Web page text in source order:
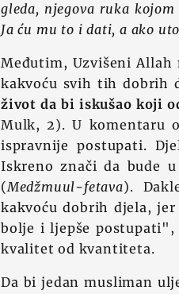
gleda, njegova ruka
Ja ću mu to i dati, a ako
Međutim, Uzvišeni Allah
kakvoću svih tih dobrih
život da bi iskušao koji
Mulk, 2). U komentaru
ispravnije postupati.
Iskreno znači da bude
(Medžmuul-fetava).
kakvoću dobrih djela,
bolje i ljepše
kvalitet od kvantiteta.
Da bi jedan musliman